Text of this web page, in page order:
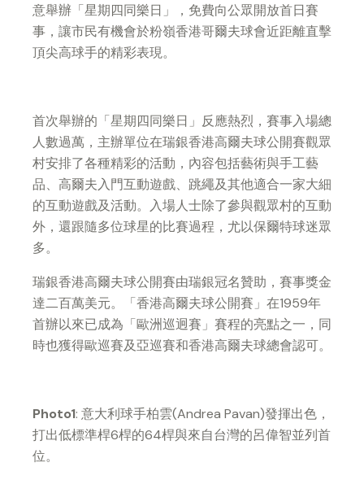
意舉辦「星期四同樂日」，免費向公眾開放首日賽
事，讓市民有機會於粉嶺香港哥爾夫球會近距離直擊
頂尖高球手的精彩表現。
首次舉辦的「星期四同樂日」反應熱烈，賽事入場總
人數過萬，主辦單位在瑞銀香港高爾夫球公開賽觀眾
村安排了各種精彩的活動，內容包括藝術與手工藝
品、高爾夫入門互動遊戲、跳繩及其他適合一家大細
的互動遊戲及活動。入場人士除了參與觀眾村的互動
外，還跟隨多位球星的比賽過程，尤以保爾特球迷眾
多。
瑞銀香港高爾夫球公開賽由瑞銀冠名贊助，賽事獎金
達二百萬美元。「香港高爾夫球公開賽」在1959年
首辦以來已成為「歐洲巡迥賽」賽程的亮點之一，同
時也獲得歐巡賽及亞巡賽和香港高爾夫球總會認可。
Photo1: 意大利球手柏雲(Andrea Pavan)發揮出色，
打出低標準桿6桿的64桿與來自台灣的呂偉智並列首
位。